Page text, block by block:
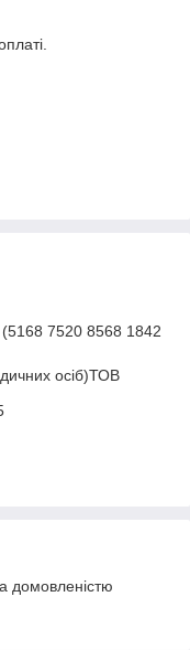
7520 8568 1842
осіб)ТОВ
домовленістю